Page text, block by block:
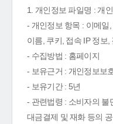
1. 개인정보 파일명 : 개
- 개인정보 항목 : 이메일
이름, 쿠키, 접속 IP 정보,
- 수집방법 : 홈페이지
- 보유근거 : 개인정보보
- 보유기간 : 5년
- 관련법령 : 소비자의 불
대금결제 및 재화 등의